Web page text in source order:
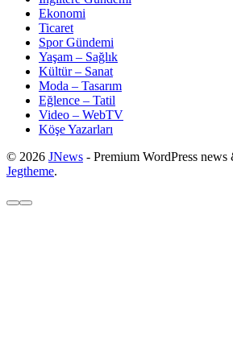
Ekonomi
Ticaret
Spor Gündemi
Yaşam – Sağlık
Kültür – Sanat
Moda – Tasarım
Eğlence – Tatil
Video – WebTV
Köşe Yazarları
© 2026 JNews - Premium WordPress
Jegtheme.